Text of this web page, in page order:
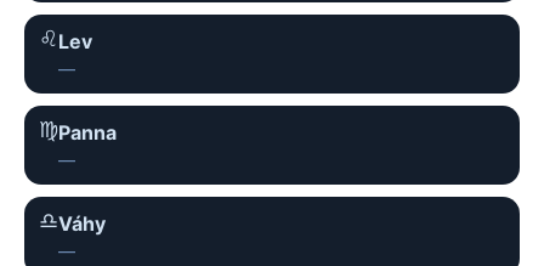
♌︎Lev
—
♍︎Panna
—
♎︎Váhy
—